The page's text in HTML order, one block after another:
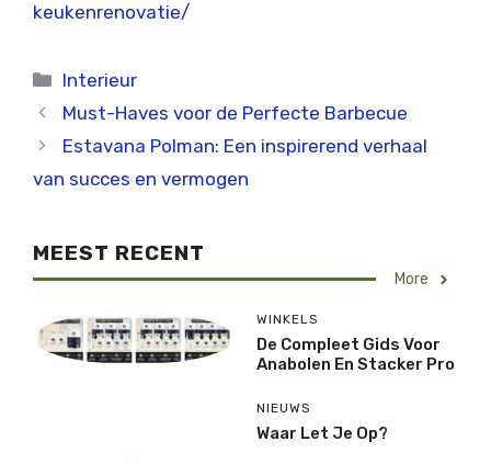
keukenrenovatie/
Categorieën
Interieur
Must-Haves voor de Perfecte Barbecue
Estavana Polman: Een inspirerend verhaal
van succes en vermogen
MEEST RECENT
More
WINKELS
De Compleet Gids Voor
Anabolen En Stacker Pro
NIEUWS
Waar Let Je Op?